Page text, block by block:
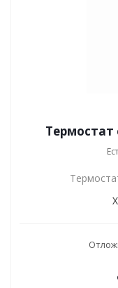
Термостат